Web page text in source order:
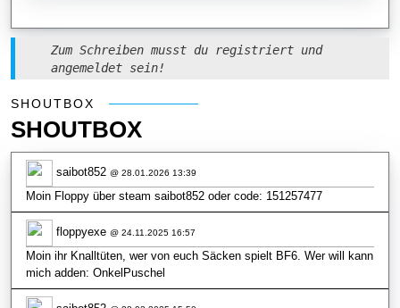
Zum Schreiben musst du registriert und
angemeldet sein!
SHOUTBOX
SHOUTBOX
saibot852 @ 28.01.2026 13:39
Moin Floppy über steam saibot852 oder code: 151257477
floppyexe @ 24.11.2025 16:57
Moin ihr Knalltüten, wer von euch Säcken spielt BF6. Wer will kann
mich adden: OnkelPuschel